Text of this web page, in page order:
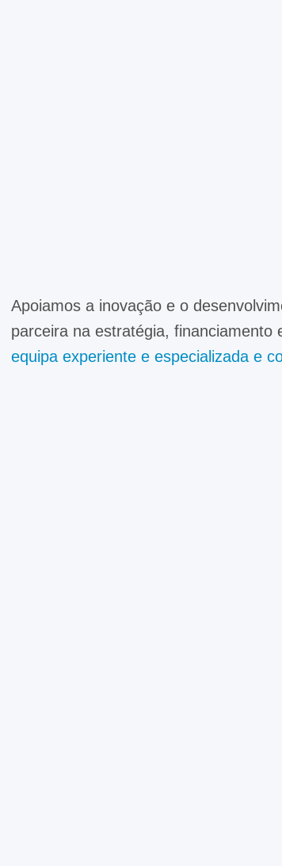
Apoiamos a inovação e o
parceira na estratégia,
equipa experiente e especializada e